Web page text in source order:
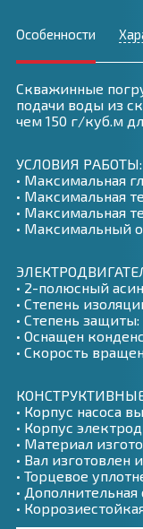
Особенности
Скважинные
подачи воды из
чем 150 г/куб.м
УСЛОВИЯ РАБОТЫ:
• Максимальная
• Максимальная
• Максимальная
• Максимальный
• 2-полюсный
• Степень
• Степень защиты:
• Оснащен
• Скорость
• Корпус насоса
• Корпус
• Материал
• Вал изготовлен
• Торцевое
•
•